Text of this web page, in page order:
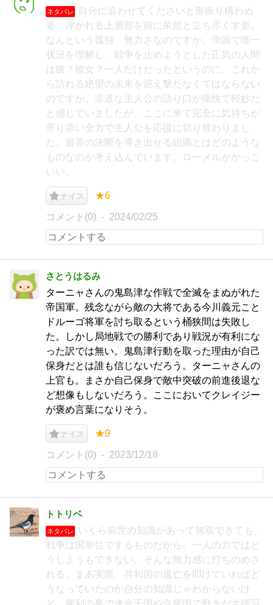
ネタバレ
自分に追わせてくださいと形振り構わぬ
姿、浮かれる上層部を前に呆然と立ち尽くす姿。
なんという孤独、無力さなのですか。帝国で唯一
状況を理解し、戦争を止めようとした正気の人間
は彼？彼女？一人だけだったというのに。これか
ら訪れる絶望の未来を迎え撃たなくてはならない
のですか。非道な主人公の語り口が痛快で軽妙だ
と感じていましたが、ここに来て完全に気持ちが
寄り添い全力で主人公を応援に切り替わりまし
た。最善の決断を導き出せる組織とはどのような
ものなのか考え込んでいます。ローメルがかっこ
いい。
ナイス ★6
コメント(0) 2024/02/25
さとうはるみ
ターニャさんの鬼島津な作戦で全滅をまぬがれた
帝国軍。残念ながら敵の大将である今川義元こと
ドルーゴ将軍を討ち取るという桶狭間は失敗し
た。しかし局地戦での勝利であり戦況が有利にな
った訳では無い。鬼島津行動を取った理由が自己
保身だとは誰も信じないだろう。ターニャさんの
上官も。まさか自己保身で敵中突破の前進後退な
ど想像もしないだろう。ここにおいてクレイジー
が褒め言葉になりそう。
ナイス ★9
コメント(0) 2023/12/18
トトリベ
ネタバレ
いくら前世の知識があって無双できても、
戦争は国単位でするものだから、一人の力ではど
うしようもできない。そんな無力感に打ちのめさ
れる。まあ実際、共和国の逃亡を叩けていればど
うなっていたのか自分の知識じゃわからないけ